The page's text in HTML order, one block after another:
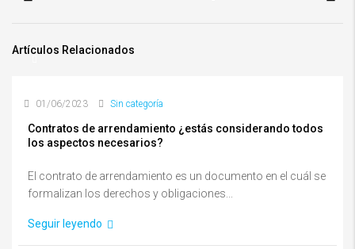
Artículos Relacionados
01/06/2023 Sin categoría
Contratos de arrendamiento ¿estás considerando todos
los aspectos necesarios?
El contrato de arrendamiento es un documento en el cuál se
formalizan los derechos y obligaciones...
Seguir leyendo